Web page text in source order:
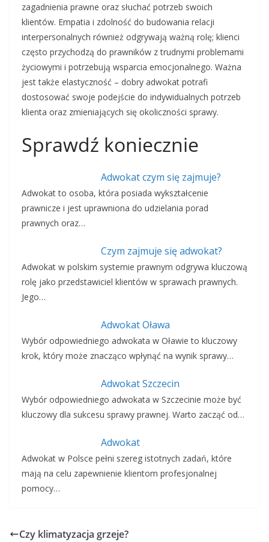
zagadnienia prawne oraz słuchać potrzeb swoich
klientów. Empatia i zdolność do budowania relacji
interpersonalnych również odgrywają ważną rolę; klienci
często przychodzą do prawników z trudnymi problemami
życiowymi i potrzebują wsparcia emocjonalnego. Ważna
jest także elastyczność – dobry adwokat potrafi
dostosować swoje podejście do indywidualnych potrzeb
klienta oraz zmieniających się okoliczności sprawy.
Sprawdź koniecznie
Adwokat czym się zajmuje?
Adwokat to osoba, która posiada wykształcenie
prawnicze i jest uprawniona do udzielania porad
prawnych oraz…
Czym zajmuje się adwokat?
Adwokat w polskim systemie prawnym odgrywa kluczową
rolę jako przedstawiciel klientów w sprawach prawnych.
Jego…
Adwokat Oława
Wybór odpowiedniego adwokata w Oławie to kluczowy
krok, który może znacząco wpłynąć na wynik sprawy…
Adwokat Szczecin
Wybór odpowiedniego adwokata w Szczecinie może być
kluczowy dla sukcesu sprawy prawnej. Warto zacząć od…
Adwokat
Adwokat w Polsce pełni szereg istotnych zadań, które
mają na celu zapewnienie klientom profesjonalnej
pomocy…
Czy klimatyzacja grzeje?